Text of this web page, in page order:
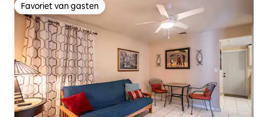
Favoriet van gasten
Favoriet van gasten